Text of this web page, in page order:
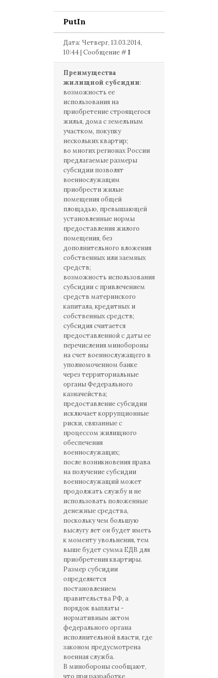
PutIn
Дата: Четверг, 13.03.2014,
10:44 | Сообщение #1
Преимущества
жилищной субсидии:
возможность ее
использования на
приобретение строящегося
жилья, дома с земельным
участком, покупку
нескольких квартир;
во многих регионах России
предлагаемые размеры
субсидии позволят
военнослужащим
приобрести жилые
помещения общей
площадью, превышающей
установленные нормы
предоставления жилого
помещения, без
дополнительного вложения
собственных или заемных
средств;
возможность использования
субсидии с привлечением
средств материнского
капитала, кредитных и
собственных средств;
субсидия считается
предоставленной с даты ее
перечисления минобороны
на счет военнослужащего в
уполномоченном банке
через территориальные
органы Федерального
казначейства;
предоставление субсидии
исключает коррупционные
риски, связанные с
процессом жилищного
обеспечения
военнослужащих;
после возникновения права
на получение субсидии
военнослужащий может
продолжать службу и не
использовать положенные
денежные средства,
поскольку чем большую
выслугу лет он будет иметь
к моменту увольнения, тем
выше будет сумма ЕДВ для
приобретения квартиры.
Размер субсидии
определяется
постановлением
правительства РФ, а
порядок выплаты -
нормативным актом
федерального органа
исполнительной власти, где
законом предусмотрена
военная служба.
В минобороны сообщают,
что при разработке